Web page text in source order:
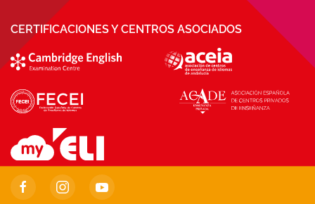
CERTIFICACIONES Y CENTROS ASOCIADOS